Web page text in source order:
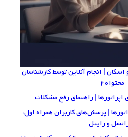
اسکان | انجام آنلاین توسط کارشناسان
محتوا۲۰
اپراتورها | راهنمای رفع مشکلات
| پرسش‌های کاربران همراه اول،
و رایتل